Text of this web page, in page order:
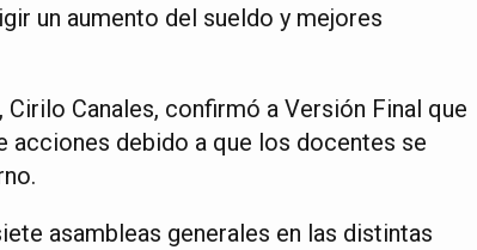
un aumento del sueldo y mejores
Canales, confirmó a Versión Final que
debido a que los docentes se
asambleas generales en las distintas